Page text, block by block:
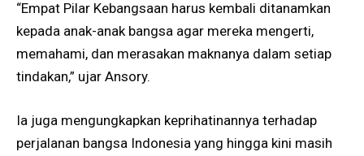
“Empat Pilar Kebangsaan harus kembali ditanamkan
kepada anak-anak bangsa agar mereka mengerti,
memahami, dan merasakan maknanya dalam setiap
tindakan,” ujar Ansory.
Ia juga mengungkapkan keprihatinannya terhadap
perjalanan bangsa Indonesia yang hingga kini masih